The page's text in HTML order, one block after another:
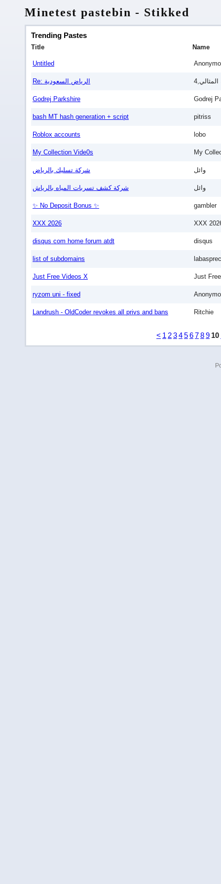
Minetest pastebin - Stikked
Trending Pastes
Title Name
Untitled
Re: الرياض السعودية المثالي
Godrej Parkshire Godrej
bash MT hash generation + script pitriss
Roblox accounts lobo
My Collection Vide0s My
شركة تسليك بالرياض وائل
شركة كشف تسربات المياه بالرياش وائل
✨ No Deposit Bonus ✨ gambler
XXX 2026 XXX
disqus com home forum atdt disqus
list of subdomains
Just Free Videos X Just
ryzom uni - fixed
Landrush - OldCoder revokes all privs and bans Ritchie
< 1 23456789 10